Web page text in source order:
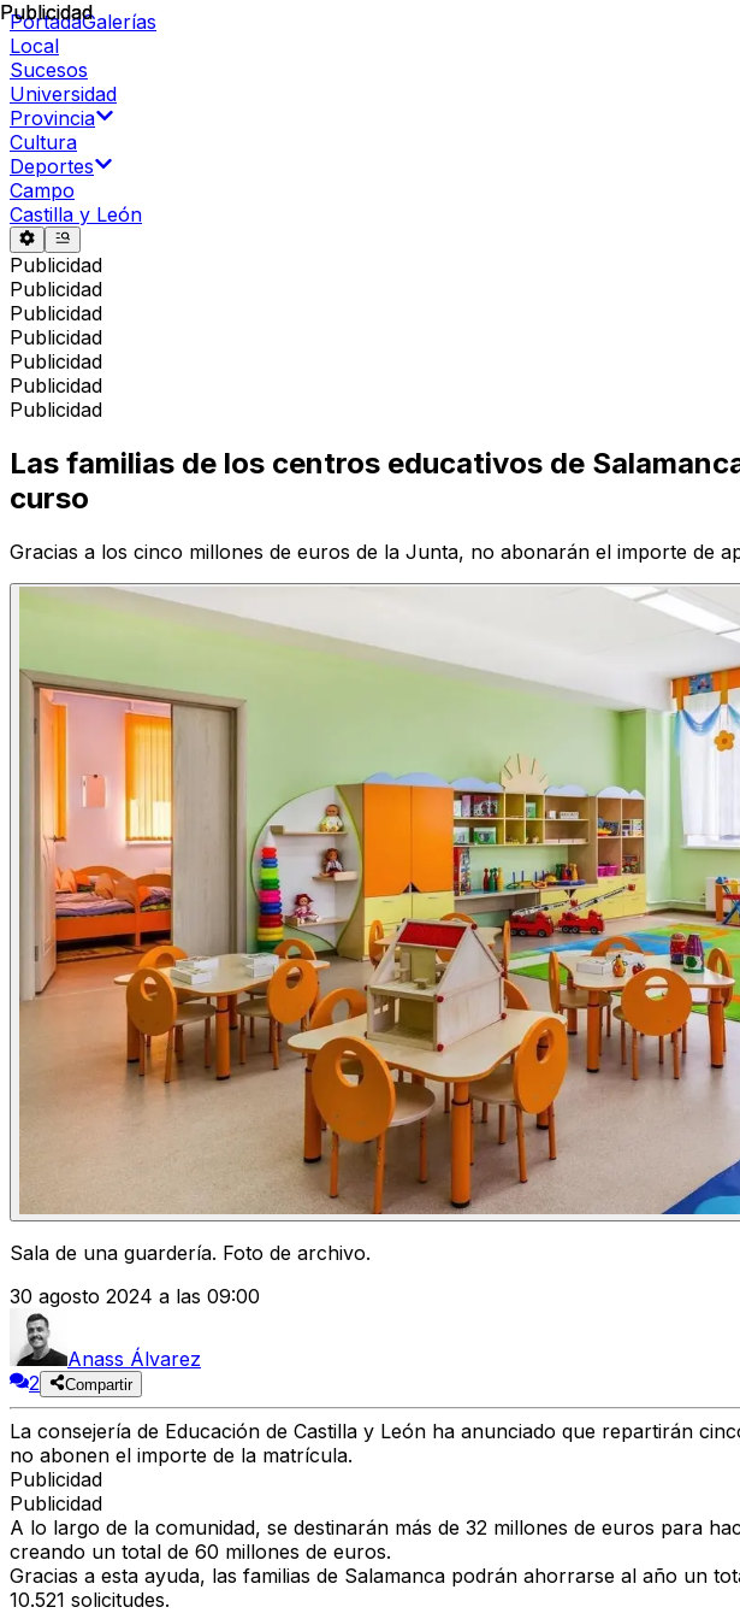
PortadaGalerías
Local
Sucesos
Universidad
Provincia
Cultura
Deportes
Campo
Castilla y León
Publicidad
Publicidad
Publicidad
Publicidad
Publicidad
Publicidad
Publicidad
Publicidad
Las familias de los centros educativos de
curso
Gracias a los cinco millones de euros de la Junta, no abonarán el importe de
Sala de una guardería. Foto de archivo.
30 agosto 2024 a las 09:00
Anass Álvarez
2
Compartir
La consejería de Educación de Castilla y León ha anunciado que repartirán
no abonen el importe de la matrícula.
Publicidad
Publicidad
A lo largo de la comunidad, se destinarán más de 32 millones de euros para
creando un total de 60 millones de euros.
Gracias a esta ayuda, las familias de Salamanca podrán ahorrarse al año un
10.521 solicitudes.
Publicidad